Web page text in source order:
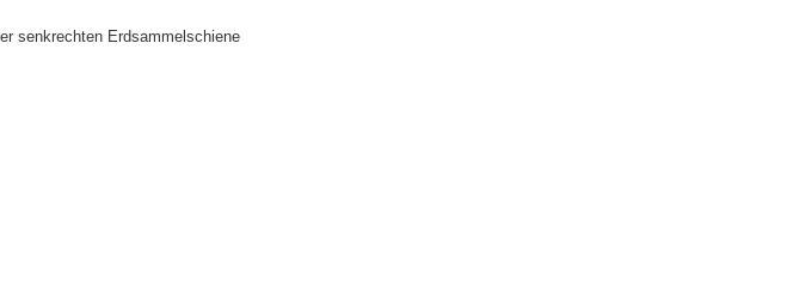
senkrechten Erdsammelschiene